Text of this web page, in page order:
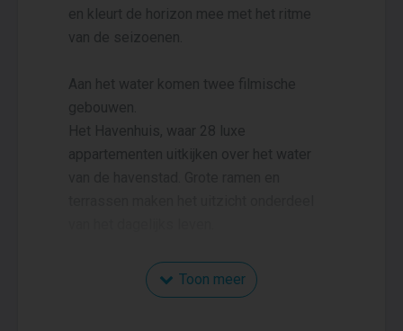
en kleurt de horizon mee met het ritme
van de seizoenen.
Aan het water komen twee filmische
gebouwen.
Het Havenhuis, waar 28 luxe
appartementen uitkijken over het water
Iets verderop aan de promenade ligt Het
Atelier, waar het leven zich afspeelt rond
Toon meer